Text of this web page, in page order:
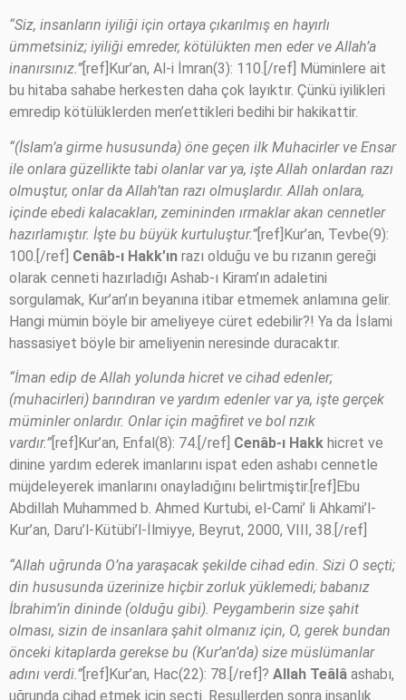
“Siz, insanların iyiliği için ortaya çıkarılmış en hayırlı
ümmetsiniz; iyiliği emreder, kötülükten men eder ve Allah’a
inanırsınız.” [ref]Kur’an, Al-i İmran(3): 110.[/ref] Müminlere ait
bu hitaba sahabe herkesten daha çok layıktır. Çünkü iyilikleri
emredip kötülüklerden men’ettikleri bedihi bir hakikattir.
“(İslam’a girme hususunda) öne geçen ilk Muhacirler ve Ensar
ile onlara güzellikte tabi olanlar var ya, işte Allah onlardan razı
olmuştur, onlar da Allah’tan razı olmuşlardır. Allah onlara,
içinde ebedi kalacakları, zemininden ırmaklar akan cennetler
hazırlamıştır. İşte bu büyük kurtuluştur.” [ref]Kur’an, Tevbe(9):
100.[/ref] Cenâb-ı Hakk’ın razı olduğu ve bu rızanın gereği
olarak cenneti hazırladığı Ashab-ı Kiram’ın adaletini
sorgulamak, Kur’an’ın beyanına itibar etmemek anlamına gelir.
Hangi mümin böyle bir ameliyeye cüret edebilir?! Ya da İslami
hassasiyet böyle bir ameliyenin neresinde duracaktır.
“İman edip de Allah yolunda hicret ve cihad edenler;
(muhacirleri) barındıran ve yardım edenler var ya, işte gerçek
müminler onlardır. Onlar için mağfiret ve bol rızık
vardır.” [ref]Kur’an, Enfal(8): 74.[/ref] Cenâb-ı Hakk hicret ve
dinine yardım ederek imanlarını ispat eden ashabı cennetle
müjdeleyerek imanlarını onayladığını belirtmiştir.[ref]Ebu
Abdillah Muhammed b. Ahmed Kurtubi, el-Cami’ li Ahkami’l-
Kur’an, Daru’l-Kütübi’l-İlmiyye, Beyrut, 2000, VIII, 38.[/ref]
“Allah uğrunda O’na yaraşacak şekilde cihad edin. Sizi O seçti;
din hususunda üzerinize hiçbir zorluk yüklemedi; babanız
İbrahim’in dininde (olduğu gibi). Peygamberin size şahit
olması, sizin de insanlara şahit olmanız için, O, gerek bundan
önceki kitaplarda gerekse bu (Kur’an’da) size müslümanlar
adını verdi.” [ref]Kur’an, Hac(22): 78.[/ref]? Allah Teâlâ ashabı,
uğrunda cihad etmek için seçti. Resullerden sonra insanlık